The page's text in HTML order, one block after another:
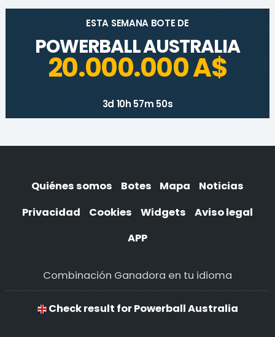
ESTA SEMANA BOTE DE
POWERBALL AUSTRALIA
20.000.000 A$
3d 10h 57m 50s
Quiénes somos Botes Mapa
Noticias
Privacidad
Cookies Widgets
Aviso legal
APP
Combinación Ganadora en tu idioma
Check result for Powerball Australia